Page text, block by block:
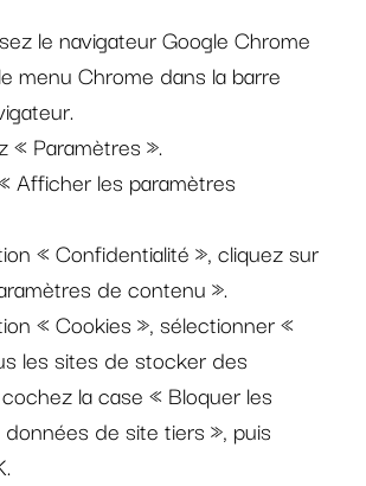
le navigateur Google Chrome
menu Chrome dans la barre
« Paramètres ».
Afficher les paramètres
« Confidentialité », cliquez sur
de contenu ».
« Cookies », sélectionner «
les sites de stocker des
la case « Bloquer les
de site tiers », puis